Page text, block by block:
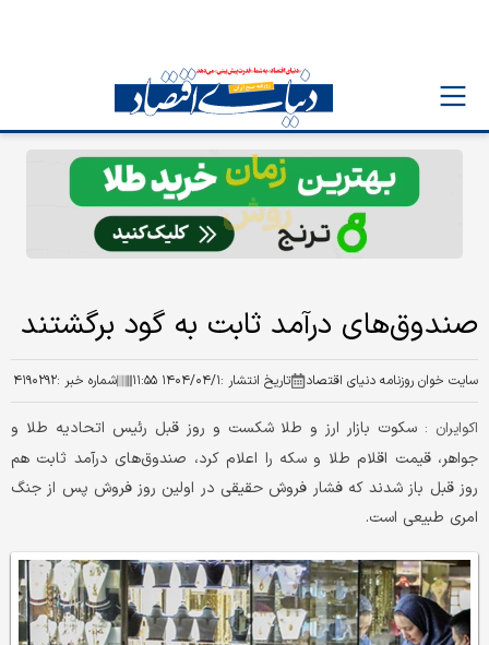
صندوق‌های درآمد ثابت به گود برگشتند
سایت خوان روزنامه دنیای اقتصاد تاریخ انتشار :۱۴۰۴/۰۴/۱ ۱۱:۵۵ شماره خبر :۴۱۹۰۲۹۲
اکوایران : سکوت بازار ارز و طلا شکست و روز قبل رئیس اتحادیه طلا و
جواهر، قیمت اقلام طلا و سکه را اعلام کرد، صندوق‌های درآمد ثابت هم
روز قبل باز شدند که فشار فروش حقیقی در اولین روز فروش پس از جنگ
امری طبیعی است.